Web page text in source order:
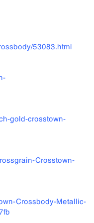
53083.html
gold-crosstown-
Crosstown-
Crossbody-Metallic-